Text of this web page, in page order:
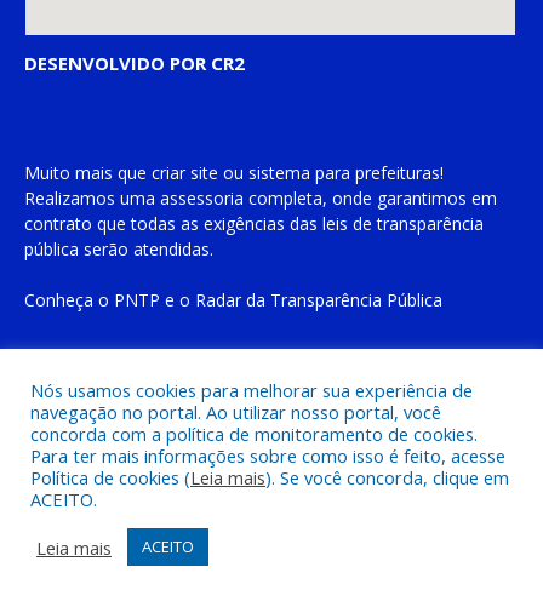
DESENVOLVIDO POR CR2
Muito mais que criar site ou sistema para prefeituras!
Realizamos uma assessoria completa, onde garantimos em
contrato que todas as exigências das leis de transparência
pública serão atendidas.
Conheça o PNTP e o Radar da Transparência Pública
Todos os direitos reservados a Prefeitura Municipal de Cachoeira
do Piriá
Mapa do Site
Acessar o Webmail
Nós usamos cookies para melhorar sua experiência de
navegação no portal. Ao utilizar nosso portal, você
concorda com a política de monitoramento de cookies.
Para ter mais informações sobre como isso é feito, acesse
Política de cookies (Leia mais). Se você concorda, clique em
ACEITO.
Leia mais
ACEITO